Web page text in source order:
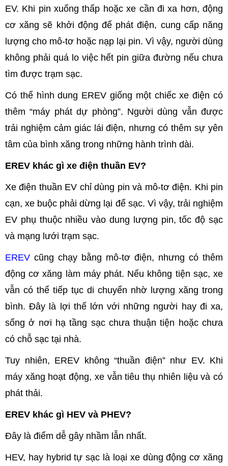
EV. Khi pin xuống thấp hoặc xe cần đi xa hơn, động
cơ xăng sẽ khởi động để phát điện, cung cấp năng
lượng cho mô-tơ hoặc nạp lại pin. Vì vậy, người dùng
không phải quá lo việc hết pin giữa đường nếu chưa
tìm được trạm sạc.
Có thể hình dung EREV giống một chiếc xe điện có
thêm “máy phát dự phòng”. Người dùng vẫn được
trải nghiệm cảm giác lái điện, nhưng có thêm sự yên
tâm của bình xăng trong những hành trình dài.
EREV khác gì xe điện thuần EV?
Xe điện thuần EV chỉ dùng pin và mô-tơ điện. Khi pin
cạn, xe buộc phải dừng lại để sạc. Vì vậy, trải nghiệm
EV phụ thuộc nhiều vào dung lượng pin, tốc độ sạc
và mạng lưới trạm sạc.
EREV cũng chạy bằng mô-tơ điện, nhưng có thêm
động cơ xăng làm máy phát. Nếu không tiện sạc, xe
vẫn có thể tiếp tục di chuyển nhờ lượng xăng trong
bình. Đây là lợi thế lớn với những người hay đi xa,
sống ở nơi hạ tầng sạc chưa thuận tiện hoặc chưa
có chỗ sạc tại nhà.
Tuy nhiên, EREV không “thuần điện” như EV. Khi
máy xăng hoạt động, xe vẫn tiêu thụ nhiên liệu và có
phát thải.
EREV khác gì HEV và PHEV?
Đây là điểm dễ gây nhầm lẫn nhất.
HEV, hay hybrid tự sạc là loại xe dùng động cơ xăng